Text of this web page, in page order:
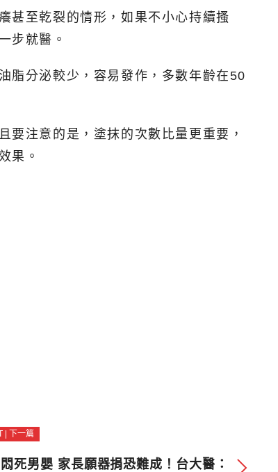
甚至乾裂的情形，如果不小心持續搔
步就醫。
脂分泌較少，容易發作，多數年齡在50
要注意的是，塗抹的次數比量更重要，
果。
| 下一篇
悶死男嬰 家長願器捐恐難成！台大醫：